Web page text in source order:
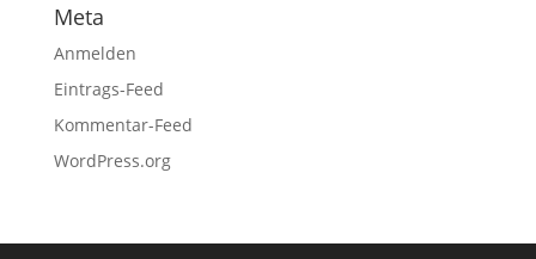
Meta
Anmelden
Eintrags-Feed
Kommentar-Feed
WordPress.org